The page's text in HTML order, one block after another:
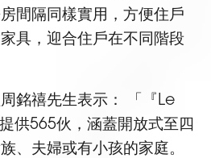
間隔同樣實用，方便住戶
具，迎合住戶在不同階段
銘禧先生表示： 「『Le
供565伙，涵蓋開放式至四
、夫婦或有小孩的家庭。